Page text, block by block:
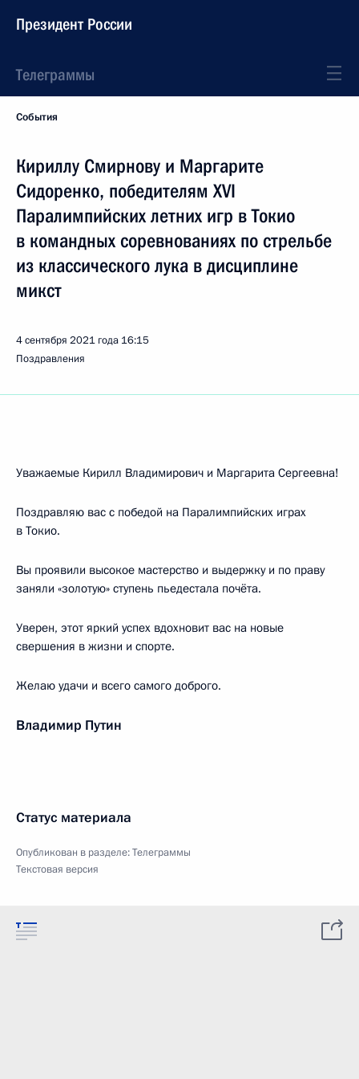
Президент России
Телеграммы
События
Кириллу Смирнову и Маргарите
Сидоренко, победителям XVI
Паралимпийских летних игр в Токио
в командных соревнованиях по стрельбе
из классического лука в дисциплине
микст
4 сентября 2021 года 16:15
Поздравления
Уважаемые Кирилл Владимирович и Маргарита Сергеевна!
Поздравляю вас с победой на Паралимпийских играх
в Токио.
Вы проявили высокое мастерство и выдержку и по праву
заняли «золотую» ступень пьедестала почёта.
Уверен, этот яркий успех вдохновит вас на новые
свершения в жизни и спорте.
Желаю удачи и всего самого доброго.
Владимир Путин
Статус материала
Опубликован в разделе:Телеграммы
Текстовая версия